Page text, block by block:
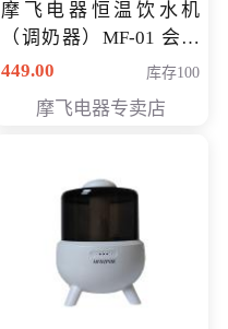
摩飞电器恒温饮水机
（调奶器）MF-01 会员
专享价366元
449.00 库存100
摩飞电器专卖店